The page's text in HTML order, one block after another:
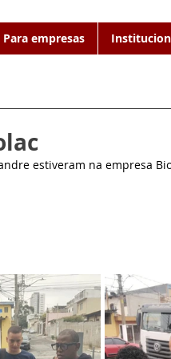
Para empresas
estiveram na empresa